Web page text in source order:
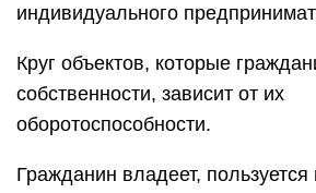
индивидуального
Круг объектов, которые
собственности, зависит от их
оборотоспособности.
Гражданин владеет,